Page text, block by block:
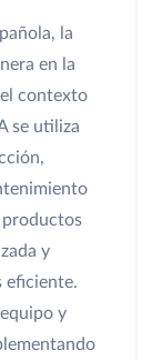
la
en la
contexto
se utiliza
productos
y
eficiente.
y